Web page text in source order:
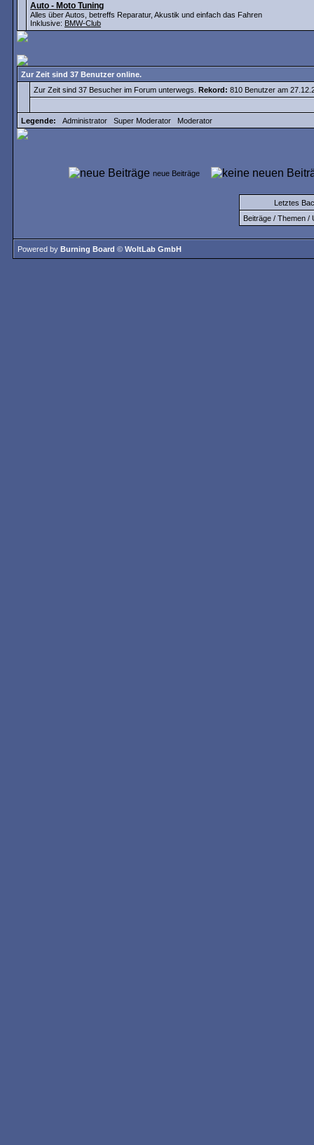
Auto - Moto Tuning
Alles über Autos, betreffs Reparatur, Akustik und einfach das Fahren
Inklusive: BMW-Club
Zur Zeit sind 37 Benutzer online.
Zur Zeit sind 37 Besucher im Forum unterwegs. Rekord: 810 Benutzer am
Legende: Administrator Super Moderator Moderator
neue Beiträge
Letztes
Beiträge / Themen /
Powered by Burning Board © WoltLab GmbH